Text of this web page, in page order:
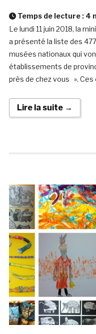
Temps de lecture : 4
Le lundi 11 juin 2018, la
a présenté la liste des
musées nationaux qui
établissements de
près de chez vous ».
Lire la suite →